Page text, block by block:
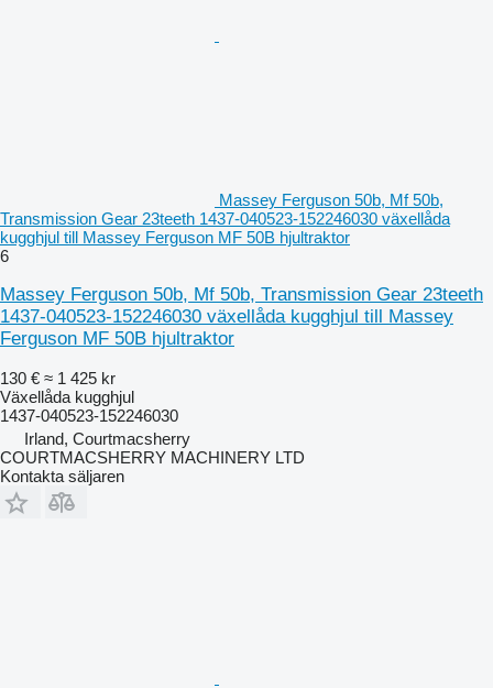
Massey Ferguson 50b, Mf 50b,
Transmission Gear 23teeth 1437-040523-152246030 växellåda
kugghjul till Massey Ferguson MF 50B hjultraktor
6
Massey Ferguson 50b, Mf 50b, Transmission Gear 23teeth
1437-040523-152246030 växellåda kugghjul till Massey
Ferguson MF 50B hjultraktor
130 € ≈ 1 425 kr
Växellåda kugghjul
1437-040523-152246030
Irland, Courtmacsherry
COURTMACSHERRY MACHINERY LTD
Kontakta säljaren